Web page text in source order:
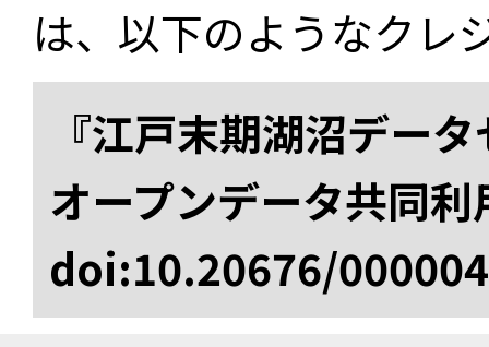
は、以下のようなクレ
『江戸末期湖沼デー
オープンデータ共同
doi:10.20676/